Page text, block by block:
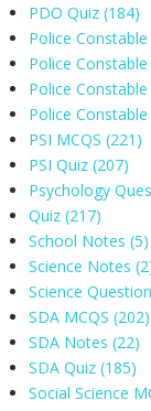
PDO Quiz(184)
Police
Police
Police
Police
PSI MCQS(221)
PSI Quiz(207)
Psychology
Quiz(217)
School Notes(5)
Science Notes
Science
SDA MCQS(202)
SDA Notes(22)
SDA Quiz(185)
Social Science